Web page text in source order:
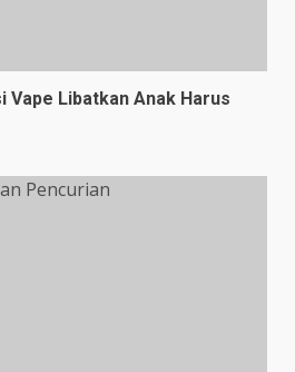
Vape Libatkan Anak Harus